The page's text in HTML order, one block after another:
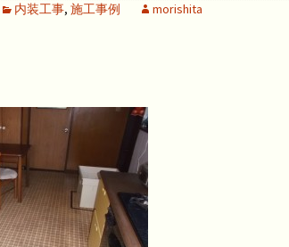
内装工事, 施工事例 morishita